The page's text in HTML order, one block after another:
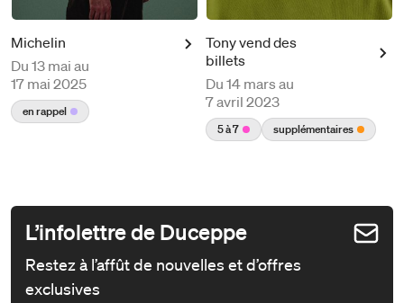
Michelin
Du 13 mai au
17 mai 2025
en rappel
Tony vend des
billets
Du 14 mars au
7 avril 2023
5 à 7 supplémentaires
L’infolettre de Duceppe
Restez à l’affût de nouvelles et d’offres
exclusives